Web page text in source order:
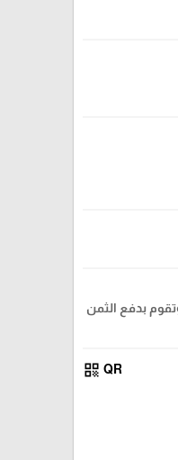
بدفع الثمن
QR
qr_code